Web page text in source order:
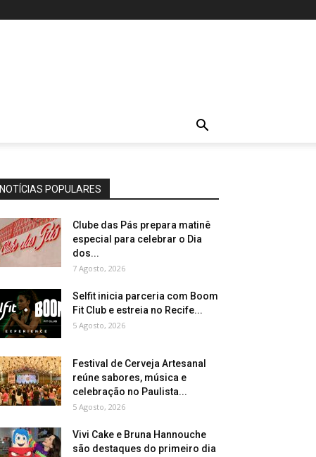
NOTÍCIAS POPULARES
Clube das Pás prepara matinê
especial para celebrar o Dia
dos...
7 Agosto, 2026
Selfit inicia parceria com Boom
Fit Club e estreia no Recife...
5 Agosto, 2026
Festival de Cerveja Artesanal
reúne sabores, música e
celebração no Paulista...
5 Agosto, 2026
Vivi Cake e Bruna Hannouche
são destaques do primeiro dia